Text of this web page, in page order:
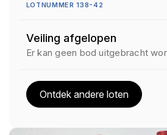
LOTNUMMER 138-42
Veiling afgelopen
Er kan geen bod uitgebracht
Ontdek andere loten